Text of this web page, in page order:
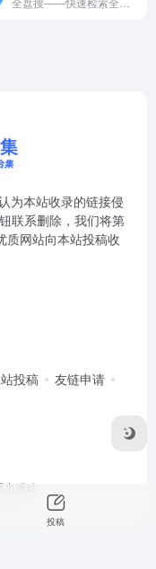
为本站收录的链接侵
联系删除，我们将第
质网站向本站投稿收
投稿
友链申请
力驱动
投稿